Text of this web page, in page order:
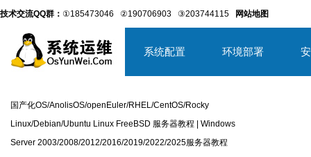
技术交流QQ群： ①185473046 ②190706903 ③203744115 网站地图
系统配置 环境部署
国产化OS/AnolisOS/openEuler/RHEL/CentOS/Rocky
Linux/Debian/Ubuntu Linux FreeBSD 服务器教程 | Windows
Server 2003/2008/2012/2016/2019/2022/2025服务器教程